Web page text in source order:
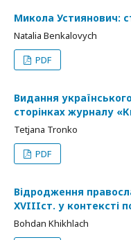
Микола Устиянович:
Natalia Benkalovych
PDF
Видання
сторінках журналу
Tetjana Tronko
PDF
Відродження
XVIIIст. у контексті
Bohdan Khikhlach